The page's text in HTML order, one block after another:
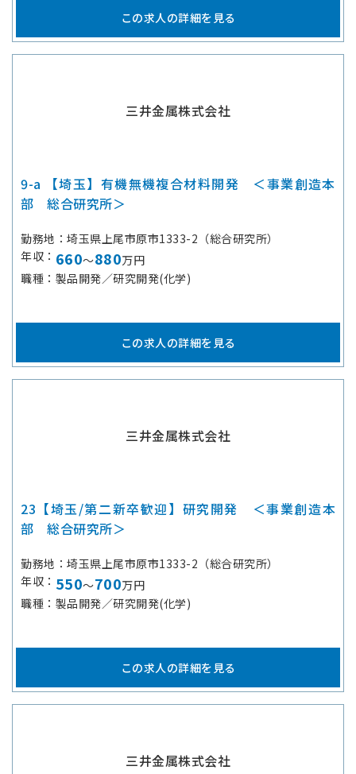
この求人の詳細を見る
三井金属株式会社
9-a 【埼玉】有機無機複合材料開発 ＜事業創造本
部 総合研究所＞
勤務地
埼玉県上尾市原市1333-2（総合研究所）
年収
660～880万円
職種
製品開発／研究開発(化学)
この求人の詳細を見る
三井金属株式会社
23【埼玉/第二新卒歓迎】研究開発 ＜事業創造本
部 総合研究所＞
勤務地
埼玉県上尾市原市1333-2（総合研究所）
年収
550～700万円
職種
製品開発／研究開発(化学)
この求人の詳細を見る
三井金属株式会社